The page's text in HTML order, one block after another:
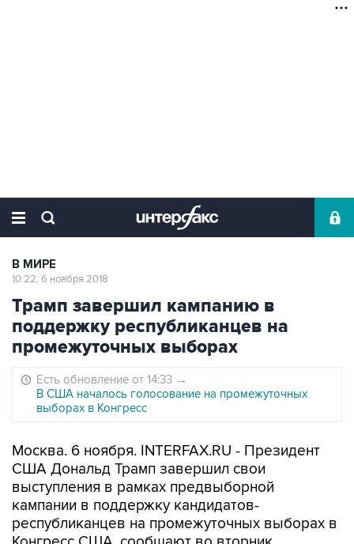
В МИРЕ
10:22, 6 ноября 2018
Трамп завершил кампанию в
поддержку республиканцев на
промежуточных выборах
Есть обновление от 14:33 →
В США началось голосование на промежуточных
выборах в Конгресс
Москва. 6 ноября. INTERFAX.RU - Президент
США Дональд Трамп завершил свои
выступления в рамках предвыборной
кампании в поддержку кандидатов-
республиканцев на промежуточных выборах в